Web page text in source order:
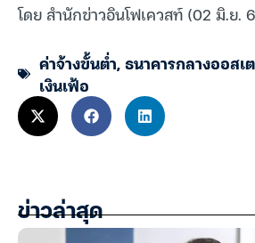
โดย สำนักข่าวอินโฟเควสท์ (02 มิ.ย.
ค่าจ้างขั้นต่ำ,ธนาคารกลางออสเ
เงินเฟ้อ
ข่าวล่าสุด